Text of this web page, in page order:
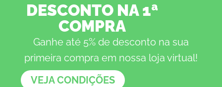
DESCONTO NA 1ª
COMPRA
Ganhe até 5% de desconto na sua
primeira compra em nossa loja virtual!
VEJA CONDIÇÕES